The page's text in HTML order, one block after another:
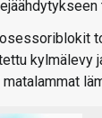
kylmälevy